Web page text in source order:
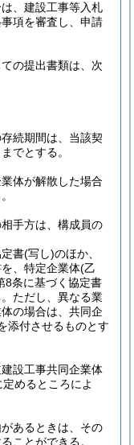
、建設工事等入札
項を審査し、申請
の提出書類は、次
続期間は、当該契
でとする。
体が解散した場合
手方は、構成員の
書(写し)のほか、
、特定企業体(乙
8条に基づく協定書
ただし、異なる業
の場合は、共同企
添付させるものとす
設工事共同企業体
定めるところによ
あるときは、その
ことができる。